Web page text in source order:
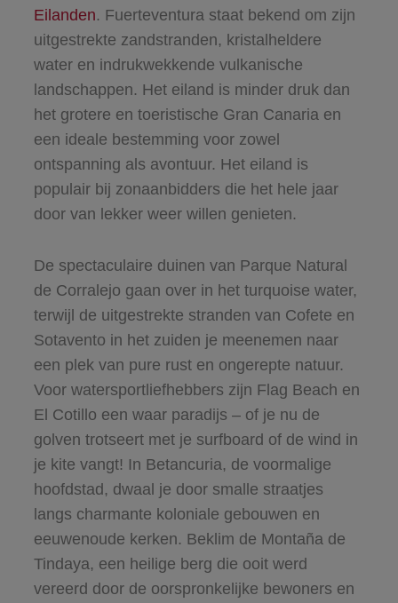
Eilanden. Fuerteventura staat bekend om zijn
uitgestrekte zandstranden, kristalheldere
water en indrukwekkende vulkanische
landschappen. Het eiland is minder druk dan
het grotere en toeristische Gran Canaria en
een ideale bestemming voor zowel
ontspanning als avontuur. Het eiland is
populair bij zonaanbidders die het hele jaar
door van lekker weer willen genieten.
De spectaculaire duinen van Parque Natural
de Corralejo gaan over in het turquoise water,
terwijl de uitgestrekte stranden van Cofete en
Sotavento in het zuiden je meenemen naar
een plek van pure rust en ongerepte natuur.
Voor watersportliefhebbers zijn Flag Beach en
El Cotillo een waar paradijs – of je nu de
golven trotseert met je surfboard of de wind in
je kite vangt! In Betancuria, de voormalige
hoofdstad, dwaal je door smalle straatjes
langs charmante koloniale gebouwen en
eeuwenoude kerken. Beklim de Montaña de
Tindaya, een heilige berg die ooit werd
vereerd door de oorspronkelijke bewoners en